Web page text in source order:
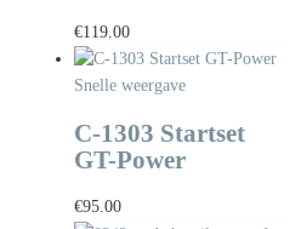
€119.00
Snelle weergave
C-1303 Startset
GT-Power
€95.00